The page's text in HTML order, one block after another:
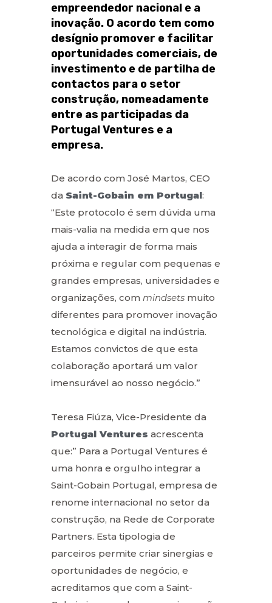
empreendedor nacional e a
inovação. O acordo tem como
desígnio promover e facilitar
oportunidades comerciais, de
investimento e de partilha de
contactos para o setor
construção, nomeadamente
entre as participadas da
Portugal Ventures e a
empresa.
De acordo com José Martos, CEO
da Saint-Gobain em Portugal:
“Este protocolo é sem dúvida uma
mais-valia na medida em que nos
ajuda a interagir de forma mais
próxima e regular com pequenas e
grandes empresas, universidades e
organizações, com mindsets muito
diferentes para promover inovação
tecnológica e digital na indústria.
Estamos convictos de que esta
colaboração aportará um valor
imensurável ao nosso negócio.”
Teresa Fiúza, Vice-Presidente da
Portugal Ventures acrescenta
que:” Para a Portugal Ventures é
uma honra e orgulho integrar a
Saint-Gobain Portugal, empresa de
renome internacional no setor da
construção, na Rede de Corporate
Partners. Esta tipologia de
parceiros permite criar sinergias e
oportunidades de negócio, e
acreditamos que com a Saint-